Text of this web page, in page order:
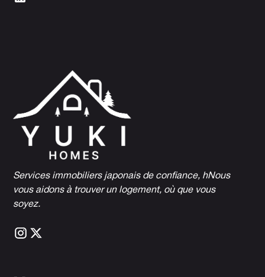
Services immobiliers japonais de confiance, hNous
vous aidons à trouver un logement, où que vous
soyez.